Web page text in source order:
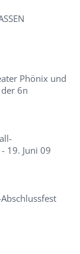
Phönix und
6n
19. Juni 09